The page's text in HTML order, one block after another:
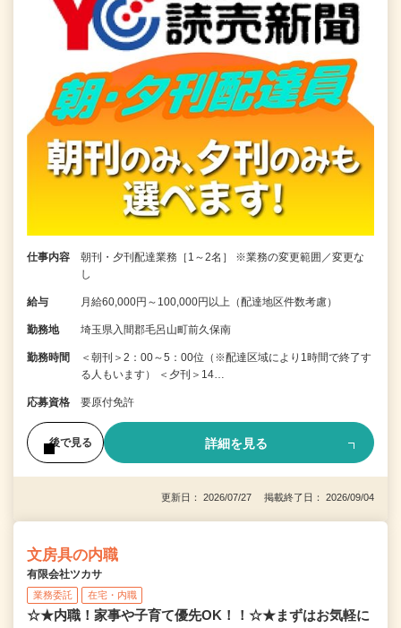
仕事内容
朝刊・夕刊配達業務［1～2名］ ※業務の変更範囲／変更な
し
給与 月給60,000円～100,000円以上（配達地区件数考慮）
勤務地 埼玉県入間郡毛呂山町前久保南
勤務時間
＜朝刊＞2：00～5：00位（※配達区域により1時間で終了す
る人もいます） ＜夕刊＞14…
応募資格 要原付免許
後で見る 詳細を見る
更新日： 2026/07/27 掲載終了日： 2026/09/04
文房具の内職
有限会社ツカサ
業務委託 在宅・内職
☆★内職！家事や子育て優先OK！！☆★まずはお気軽に